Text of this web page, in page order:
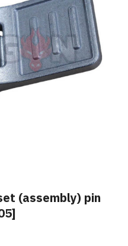
(assembly) pin